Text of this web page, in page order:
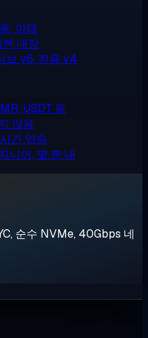
, 아태
내장
브 v6, 전용 v4
USDT 등
않음
간 약속
니어, 몇 분 내
순수 NVMe, 40Gbps 네